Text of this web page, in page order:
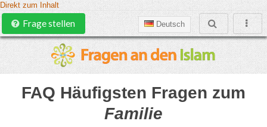
Direkt zum Inhalt
Deutsch
Frage stellen
FAQ Häufigsten Fragen zum
Familie